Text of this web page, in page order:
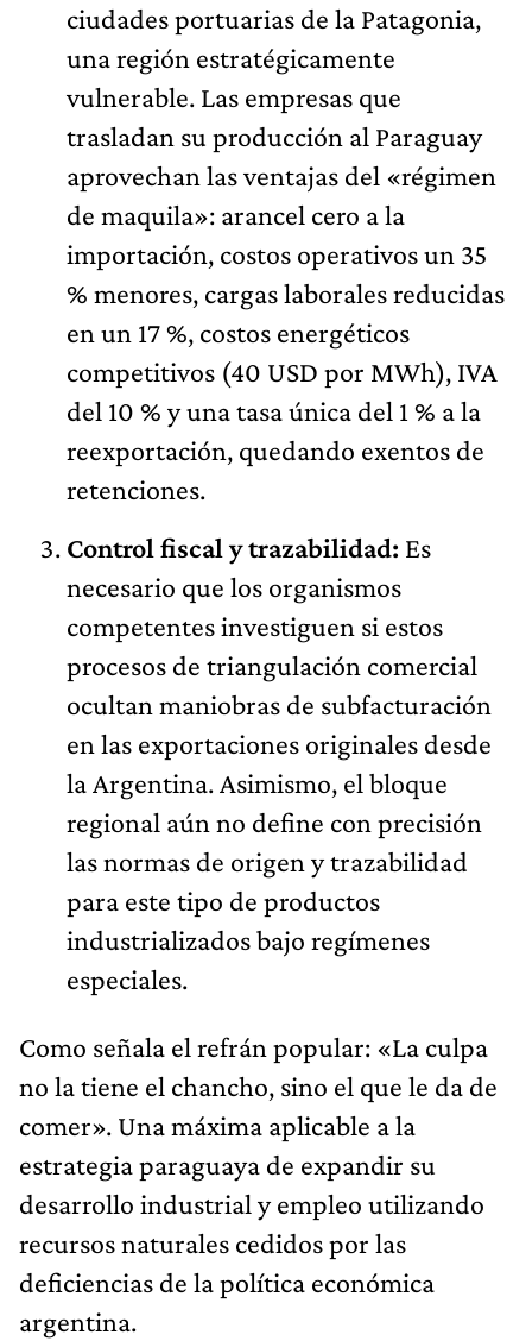
ciudades portuarias de la Patagonia,
una región estratégicamente
vulnerable. Las empresas que
trasladan su producción al Paraguay
aprovechan las ventajas del «régimen
de maquila»: arancel cero a la
importación, costos operativos un 35
% menores, cargas laborales reducidas
en un 17 %, costos energéticos
competitivos (40 USD por MWh), IVA
del 10 % y una tasa única del 1 % a la
reexportación, quedando exentos de
retenciones.
Control fiscal y trazabilidad: Es
necesario que los organismos
competentes investiguen si estos
procesos de triangulación comercial
ocultan maniobras de subfacturación
en las exportaciones originales desde
la Argentina. Asimismo, el bloque
regional aún no define con precisión
las normas de origen y trazabilidad
para este tipo de productos
industrializados bajo regímenes
especiales.
Como señala el refrán popular: «La culpa
no la tiene el chancho, sino el que le da de
comer». Una máxima aplicable a la
estrategia paraguaya de expandir su
desarrollo industrial y empleo utilizando
recursos naturales cedidos por las
deficiencias de la política económica
argentina.